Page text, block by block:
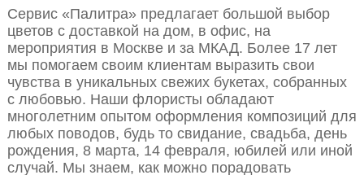
Сервис «Палитра» предлагает большой выбор
цветов с доставкой на дом, в офис, на
мероприятия в Москве и за МКАД. Более 17 лет
мы помогаем своим клиентам выразить свои
чувства в уникальных свежих букетах, собранных
с любовью. Наши флористы обладают
многолетним опытом оформления композиций для
любых поводов, будь то свидание, свадьба, день
рождения, 8 марта, 14 февраля, юбилей или иной
случай. Мы знаем, как можно порадовать